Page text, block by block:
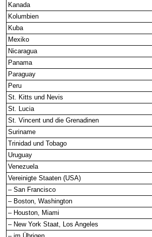
Kanada
Kolumbien
Kuba
Mexiko
Nicaragua
Panama
Paraguay
Peru
St. Kitts und Nevis
St. Lucia
St. Vincent und die Grenadinen
Suriname
Trinidad und Tobago
Uruguay
Venezuela
Vereinigte Staaten (USA)
– San Francisco
– Boston, Washington
– Houston, Miami
– New York Staat, Los Angeles